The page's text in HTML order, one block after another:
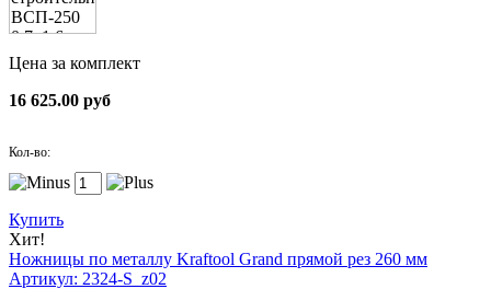
Цена за комплект
16 625.00 руб
Кол-во:
Купить
Хит!
Ножницы по металлу Kraftool Grand прямой рез 260 мм
Артикул: 2324-S_z02